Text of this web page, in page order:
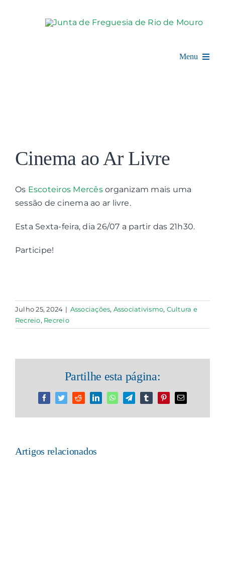
Menu
Balcão Digital
Notícias e Eventos
Espaço Cultural
Larger
Image
Cinema ao Ar Livre
Os Escoteiros Mercêsorganizam mais uma
sessão de cinema ao ar livre.
Esta Sexta-feira, dia 26/07 a partir das 21h30.
Participe!
Julho 25, 2024 | Associações, Associativismo, Cultura e
Recreio, Recreio
Partilhe esta página:
FacebookTwitterRedditLinkedInWhatsAppTelegramTumblrPinterestEmail
Artigos relacionados